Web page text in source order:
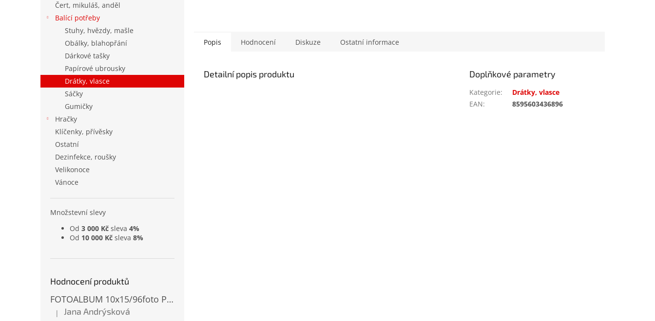
Čert, mikuláš, anděl
Balící potřeby
Stuhy, hvězdy, mašle
Obálky, blahopřání
Dárkové tašky
Papírové ubrousky
Drátky, vlasce
Sáčky
Gumičky
Hračky
Klíčenky, přívěsky
Ostatní
Dezinfekce, roušky
Velikonoce
Vánoce
Množstevní slevy
Od 3 000 Kč sleva 4%
Od 10 000 Kč sleva 8%
Hodnocení produktů
FOTOALBUM 10x15/96foto PP-4696 MIX
Hodnocení produktu je 5 z 5 hvězdiček.
| Jana Andrýsková
Popis Hodnocení Diskuze Ostatní informace
Detailní popis produktu Doplňkové parametry
Kategorie:
Drátky, vlasce
EAN: 8595603436896